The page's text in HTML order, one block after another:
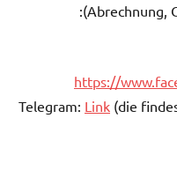
(Abrechnung,
https://
Link (die